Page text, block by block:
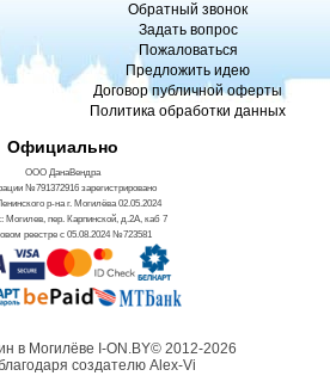
Обратный звонок
Задать вопрос
Пожаловаться
Предложить идею
Договор публичной оферты
Политика обработки данных
Официально
ООО ДанаВендра
№791372916 зарегистрировано
р-на г. Могилёва 02.05.2024
Могилев, пер. Карпинской, д.2А, каб 7
реестре с 05.08.2024 №723581
в Могилёве I-ON.BY© 2012-2026
создателю Alex-Vi